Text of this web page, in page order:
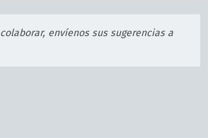
envíenos sus sugerencias a